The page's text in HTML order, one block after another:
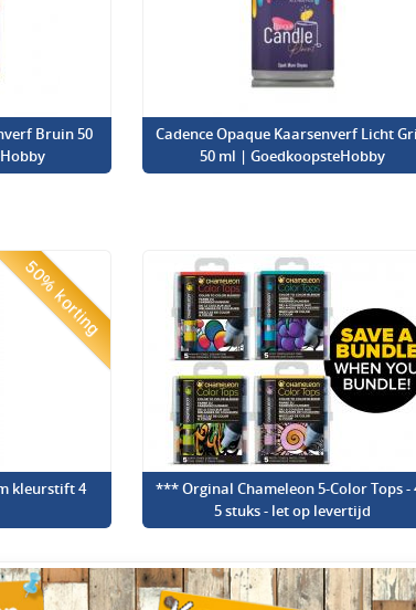
Bruin 50
Cadence Opaque Kaarsenverf Licht
50 ml | GoedkoopsteHobby
50% korting
kleurstift 4
*** Orginal Chameleon 5-Color Tops -
5 stuks - let op levertijd